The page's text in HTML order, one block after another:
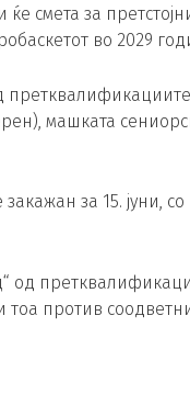
смета за
во 2029
машката
за 15. јуни,
од
против